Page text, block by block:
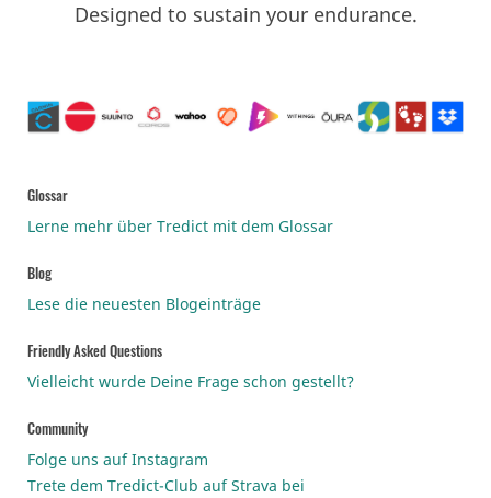
Designed to sustain your endurance.
Glossar
Lerne mehr über Tredict mit dem Glossar
Blog
Lese die neuesten Blogeinträge
Friendly Asked Questions
Vielleicht wurde Deine Frage schon gestellt?
Community
Folge uns auf Instagram
Trete dem Tredict-Club auf Strava bei